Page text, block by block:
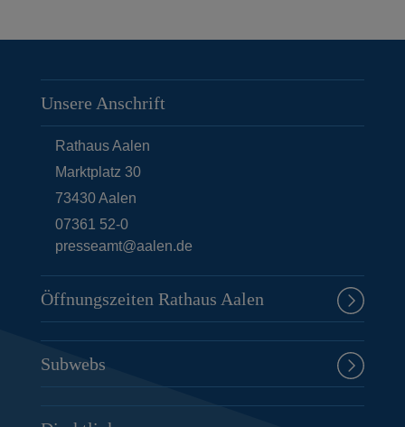
Unsere Anschrift
Rathaus Aalen
Marktplatz 30
73430Aalen
07361 52-0
presseamt@aalen.de
Öffnungszeiten Rathaus Aalen
Subwebs